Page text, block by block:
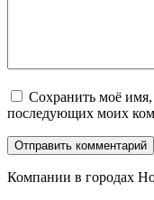
Сохранить моё имя,
последующих моих
Компании в городах